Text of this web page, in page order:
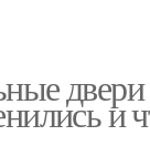
двери
и